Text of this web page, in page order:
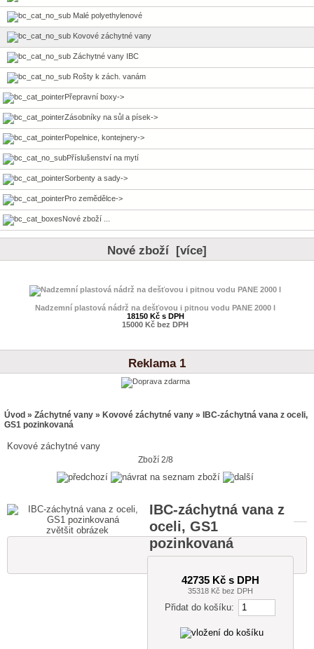
Malé polyethylenové
Kovové záchytné vany
Záchytné vany IBC
Rošty k zách. vanám
Přepravní boxy->
Zásobníky na sůl a písek->
Popelnice, kontejnery->
Příslušenství na mytí
Sorbenty a sady->
Pro zemědělce->
Nové zboží ...
Nové zboží [více]
Nadzemní plastová nádrž na dešťovou i pitnou vodu PANE 2000 l
18150 Kč s DPH
15000 Kč bez DPH
Reklama 1
Úvod »Záchytné vany » Kovové záchytné vany » IBC-záchytná vana z oceli,
GS1 pozinkovaná
Kovové záchytné vany
Zboží 2/8
zvětšit obrázek
IBC-záchytná vana z
oceli, GS1
pozinkovaná
42735 Kč s DPH
35318 Kč bez DPH
Přidat do košíku: